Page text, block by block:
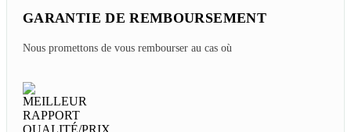
GARANTIE DE REMBOURSEMENT
Nous promettons de vous rembourser au cas où